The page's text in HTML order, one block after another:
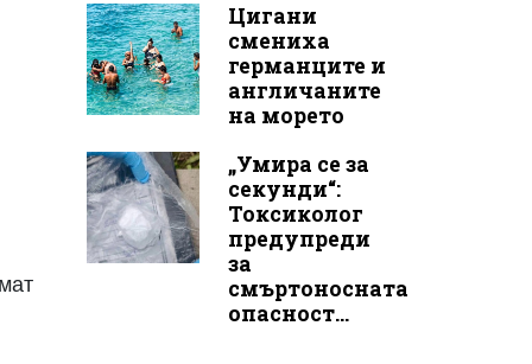
Цигани
смениха
германците и
англичаните
на морето
„Умира се за
секунди“:
Токсиколог
предупреди
за
смъртоносната
опасност...